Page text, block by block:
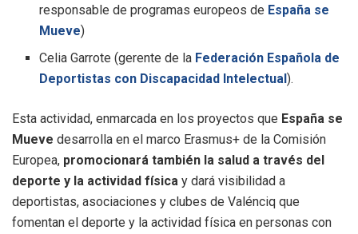
responsable de programas europeos de España se
Mueve)
Celia Garrote (gerente de la Federación Española de
Deportistas con Discapacidad Intelectual).
Esta actividad, enmarcada en los proyectos que España se
Mueve desarrolla en el marco Erasmus+ de la Comisión
Europea, promocionará también la salud a través del
deporte y la actividad física y dará visibilidad a
deportistas, asociaciones y clubes de Valénciq que
fomentan el deporte y la actividad física en personas con